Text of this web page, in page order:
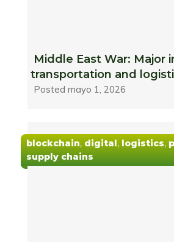
Middle East War: Major
transportation and
Posted mayo 1, 2026
blockchain, digital, logistics,
supply chains